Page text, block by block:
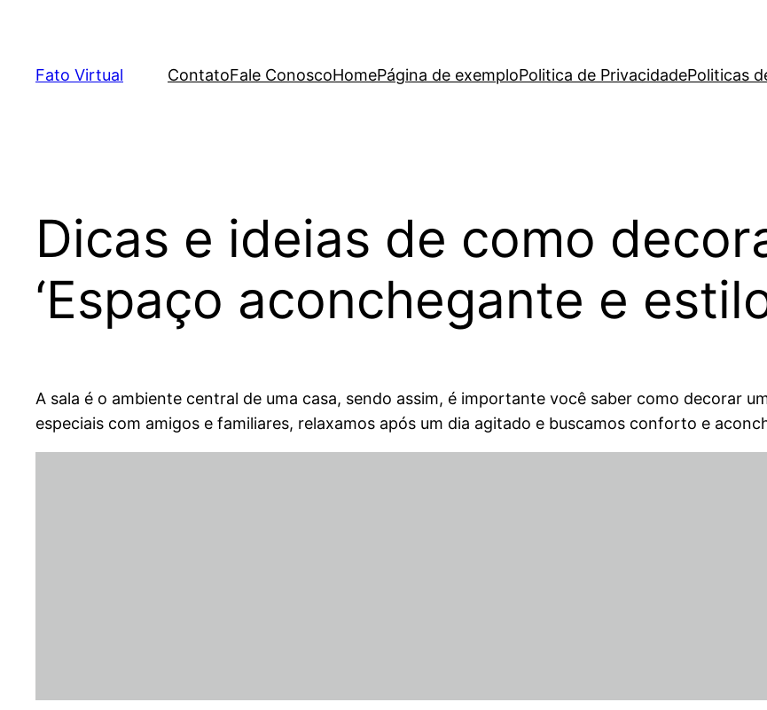
content
Fato Virtual ContatoFale ConoscoHomePágina de exemploPolitica de PrivacidadePoliticas
Dicas e ideias de como
‘Espaço aconchegante e
A sala é o ambiente central de uma casa, sendo assim, é importante você saber como decorar
especiais com amigos e familiares, relaxamos após um dia agitado e buscamos conforto e